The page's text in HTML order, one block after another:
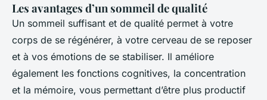
Les avantages d’un sommeil de qualité
Un sommeil suffisant et de qualité permet à votre
corps de se régénérer, à votre cerveau de se reposer
et à vos émotions de se stabiliser. Il améliore
également les fonctions cognitives, la concentration
et la mémoire, vous permettant d’être plus productif